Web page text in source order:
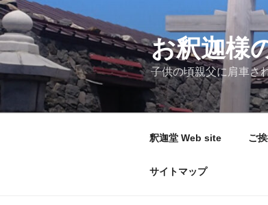
コ
ン
テ
ン
ツ
お釈迦様
子供の頃親父に肩車さ
釈迦堂 Web site ご
サイトマップ